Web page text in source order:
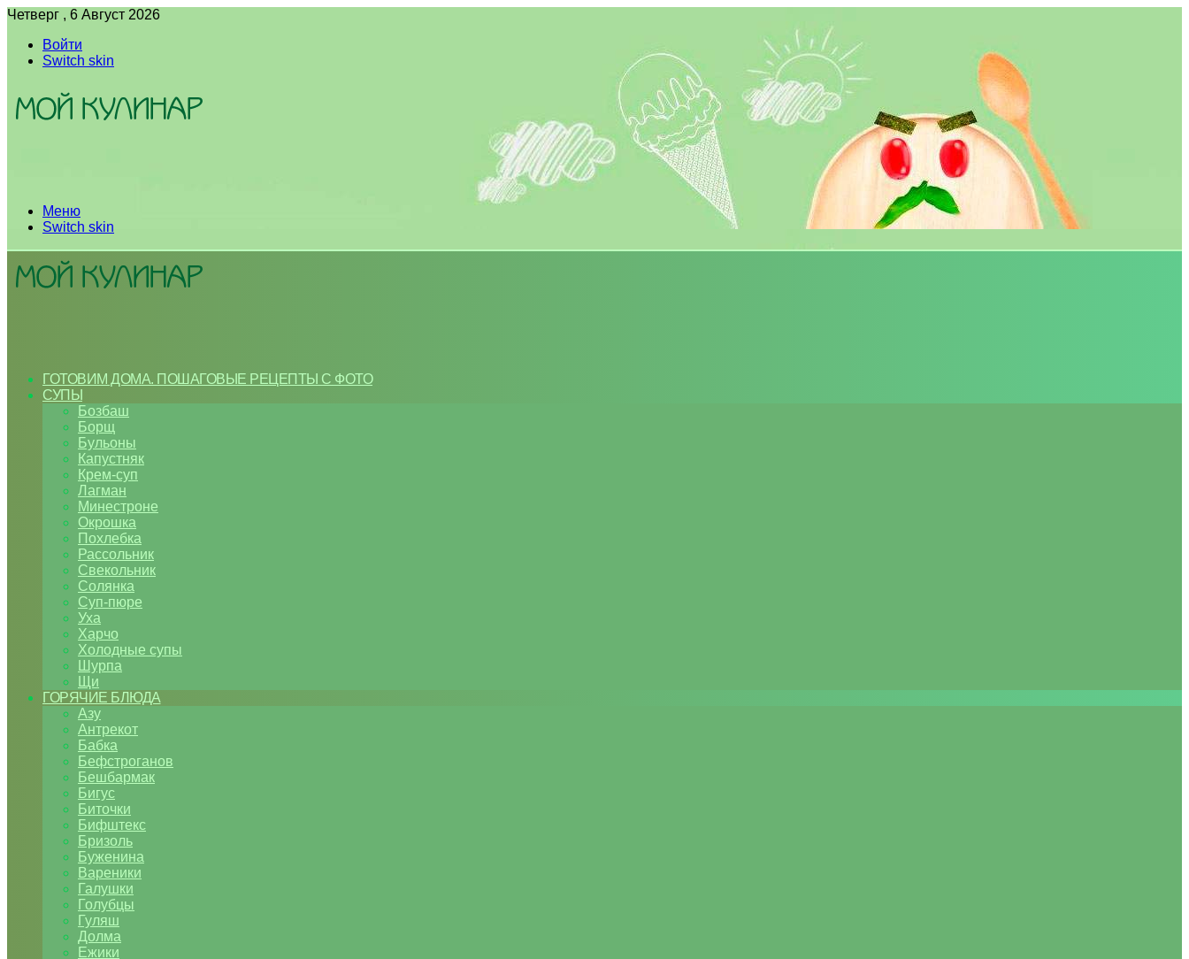
Четверг , 6 Август 2026
Войти
Switch skin
Меню
Switch skin
ГОТОВИМ ДОМА. ПОШАГОВЫЕ РЕЦЕПТЫ С ФОТО
СУПЫ
Бозбаш
Борщ
Бульоны
Капустняк
Крем-суп
Лагман
Минестроне
Окрошка
Похлебка
Рассольник
Свекольник
Солянка
Суп-пюре
Уха
Харчо
Холодные супы
Шурпа
Щи
ГОРЯЧИЕ БЛЮДА
Азу
Антрекот
Бабка
Бефстроганов
Бешбармак
Бигус
Биточки
Бифштекс
Бризоль
Буженина
Вареники
Галушки
Голубцы
Гуляш
Долма
Ежики